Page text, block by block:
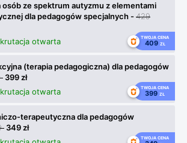
osób ze spektrum autyzmu z elementami
dla pedagogów specjalnych -429
otwarta TWOJA CENA
409 ZŁ
(terapia pedagogiczna) dla pedagogów
399 zł
otwarta TWOJA CENA
399 ZŁ
terapeutyczna dla pedagogów
349 zł
TWOJA CENA